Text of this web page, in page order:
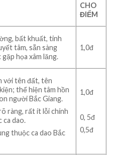
CHO
ĐIỂM
bất khuất, tinh
tâm, sẵn sàng
họa xâm lăng.
1,0đ
với tên đất, tên
thể hiện tâm hồn
người Bắc Giang.
ràng, rất ít lỗi chính
ca dao.
thuộc ca dao Bắc
1,0đ
0, 5đ
0,5đ